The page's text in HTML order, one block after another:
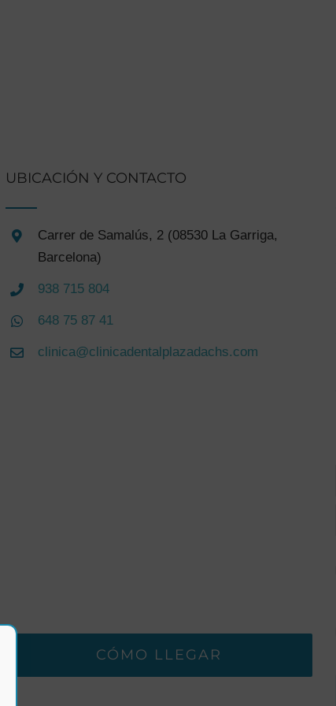
UBICACIÓN Y CONTACTO
Carrer de Samalús, 2 (08530 La Garriga,
Barcelona)
938 715 804
648 75 87 41
clinica@clinicadentalplazadachs.com
CÓMO LLEGAR